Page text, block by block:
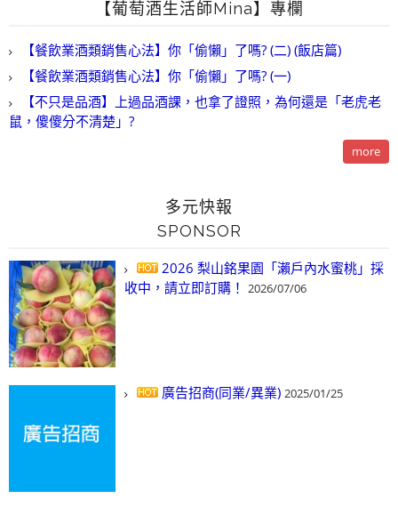
【葡萄酒生活師Mina】專欄
【餐飲業酒類銷售心法】你「偷懶」了嗎? (二) (飯店篇)
【餐飲業酒類銷售心法】你「偷懶」了嗎? (一)
【不只是品酒】上過品酒課，也拿了證照，為何還是「老虎老
鼠，傻傻分不清楚」?
more
多元快報
SPONSOR
2026 梨山銘果園「瀨戶內水蜜桃」採
收中，請立即訂購！ 2026/07/06
廣告招商(同業/異業) 2025/01/25